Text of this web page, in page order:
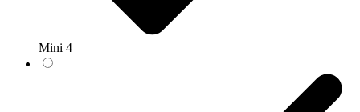
Mini 4